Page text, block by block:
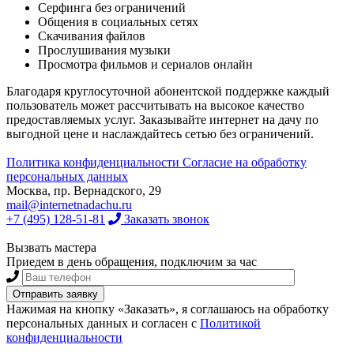
Серфинга без ограничений
Общения в социальных сетях
Скачивания файлов
Прослушивания музыки
Просмотра фильмов и сериалов онлайн
Благодаря круглосуточной абонентской поддержке каждый
пользователь может рассчитывать на высокое качество
предоставляемых услуг. Заказывайте интернет на дачу по
выгодной цене и наслаждайтесь сетью без ограничений.
Политика конфиденциальности Согласие на обработку
персональных данных
Москва, пр. Вернадского, 29
mail@internetnadachu.ru
+7 (495) 128-51-81
Заказать звонок
Вызвать мастера
Приедем в день обращения, подключим за час
Нажимая на кнопку «Заказать», я соглашаюсь на обработку
персональных данных и согласен с Политикой
конфиденциальности